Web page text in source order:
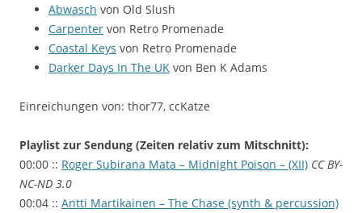
Abwasch von Old Slush
Carpenter von Retro Promenade
Coastal Keys von Retro Promenade
Darker Days In The UK von Ben K Adams
Einreichungen von: thor77, ccKatze
Playlist zur Sendung (Zeiten relativ zum Mitschnitt):
00:00 :: Roger Subirana Mata – Midnight Poison – (XII) CC BY-
NC-ND 3.0
00:04 :: Antti Martikainen – The Chase (synth & percussion)